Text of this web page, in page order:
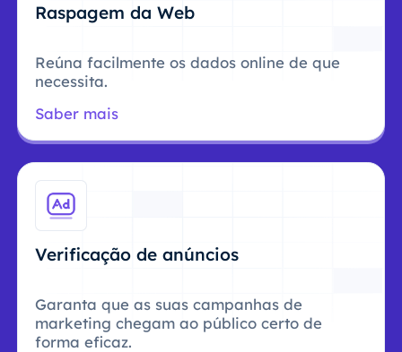
Raspagem da Web
Reúna facilmente os dados online de que
necessita.
Saber mais
Verificação de anúncios
Garanta que as suas campanhas de
marketing chegam ao público certo de
forma eficaz.